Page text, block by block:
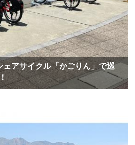
ェアサイクル「かごりん」で巡